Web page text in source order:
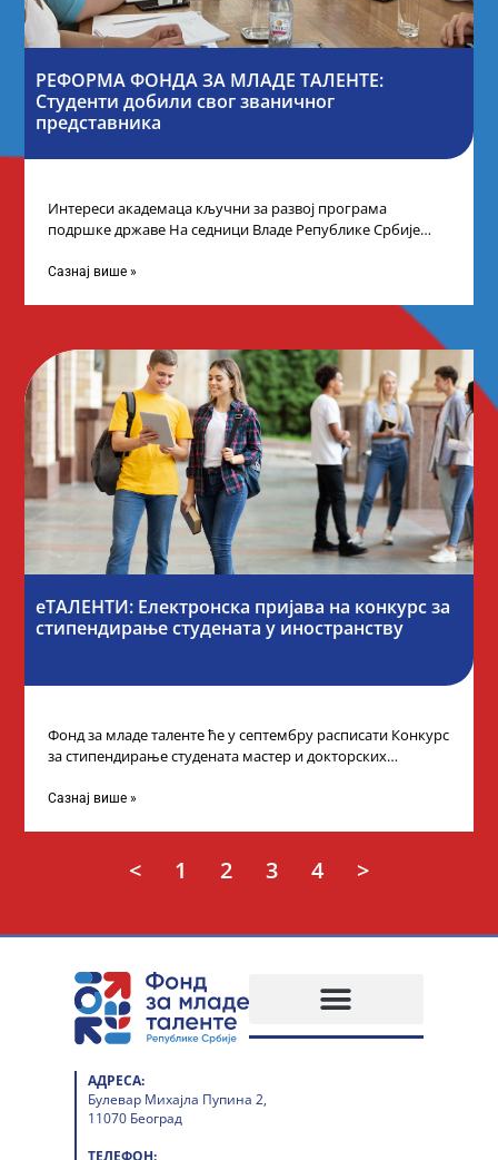
РЕФОРМА ФОНДА ЗА МЛАДЕ ТАЛЕНТЕ:
Студенти добили свог званичног
представника
Интереси академаца кључни за развој програма
подршке државе На седници Владе Републике Србије
Сазнај више »
еТАЛЕНТИ: Електронска пријава на конкурс за
стипендирање студената у иностранству
Фонд за младе таленте ће у септембру расписати Конкурс
за стипендирање студената мастер и докторских
Сазнај више »
< 1 2 3 4 >
АДРЕСА:
Булевар Михајла Пупина 2,
11070 Београд
ТЕЛЕФОН: